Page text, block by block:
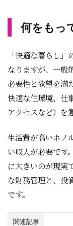
何をもっ
「快適な暮らし
なりますが、一般
必要性と欲望を満
快適な住環境、仕
アクセスなど）を
生活費が高いホノ
い収入が必要です
に大きいのが現実
な財務管理と、投
です。
関連記事